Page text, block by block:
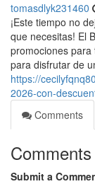
tomasdlyk231460
¡Este tiempo no
que necesitas! El
promociones
para disfrutar de
https://
2026-con-
Comments
Comments
Submit a